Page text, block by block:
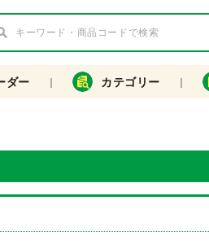
ダー カテゴリー